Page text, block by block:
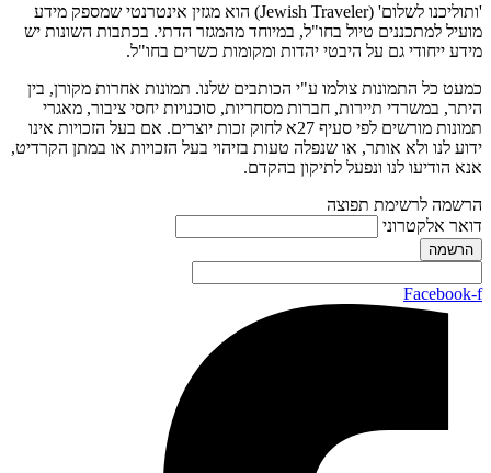
'ותוליכנו לשלום' (Jewish Traveler) הוא מגזין אינטרנטי שמספק מידע
מועיל למתכננים טיול בחו"ל, במיוחד מהמגזר הדתי. בכתבות השונות יש
מידע ייחודי גם על היבטי יהדות ומקומות כשרים בחו"ל.
כמעט כל התמונות צולמו ע"י הכותבים שלנו. תמונות אחרות מקורן, בין
היתר, במשרדי תיירות, חברות מסחריות, סוכנויות יחסי ציבור, מאגרי
תמונות מורשים לפי סעיף 27א לחוק זכות יוצרים. אם בעל הזכויות אינו
ידוע לנו ולא אותר, או שנפלה טעות בזיהוי בעל הזכויות או במתן הקרדיט,
אנא הודיעו לנו ונפעל לתיקון בהקדם.
הרשמה לרשימת תפוצה
דואר אלקטרוני
Facebook-f